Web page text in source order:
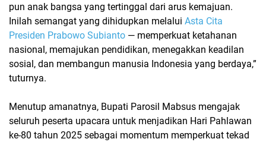
pun anak bangsa yang tertinggal dari arus kemajuan.
Inilah semangat yang dihidupkan melalui Asta Cita
Presiden Prabowo Subianto — memperkuat ketahanan
nasional, memajukan pendidikan, menegakkan keadilan
sosial, dan membangun manusia Indonesia yang berdaya,”
tuturnya.
Menutup amanatnya, Bupati Parosil Mabsus mengajak
seluruh peserta upacara untuk menjadikan Hari Pahlawan
ke-80 tahun 2025 sebagai momentum memperkuat tekad